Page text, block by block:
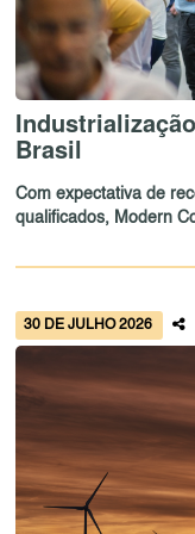
Brasil
Com expectativa de
qualificados, Modern
30 DE JULHO 2026